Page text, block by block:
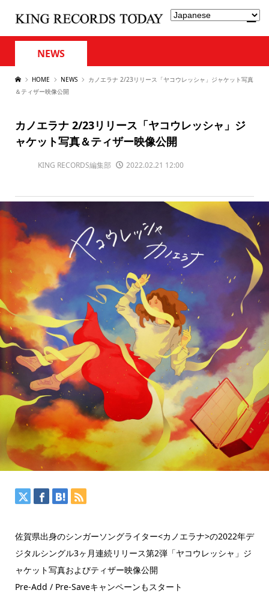
NEWS
HOME NEWS
カノエラナ 2/23リリース「ヤコウレッシャ」ジャケット写真
＆ティザー映像公開
カノエラナ 2/23リリース「ヤコウレッシャ」ジ
ャケット写真＆ティザー映像公開
KING RECORDS編集部 2022.02.21 12:00
佐賀県出身のシンガーソングライター<カノエラナ>の2022年デ
ジタルシングル3ヶ月連続リリース第2弾「ヤコウレッシャ」ジ
ャケット写真およびティザー映像公開
Pre-Add / Pre-Saveキャンペーンもスタート